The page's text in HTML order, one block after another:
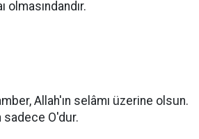
olmasındandır.
Allah'ın selâmı üzerine olsun.
sadece O'dur.